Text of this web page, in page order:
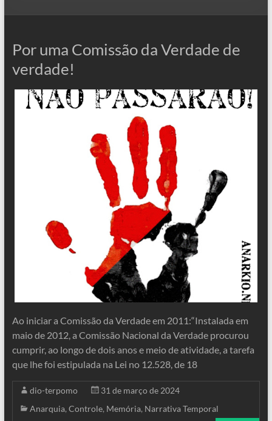
Por uma Comissão da Verdade de
verdade!
Ao iniciar a Comissão da Verdade em 2011:“Instalada em
maio de 2012, a Comissão Nacional da Verdade procurou
cumprir, ao longo de dois anos e meio de atividade, a tarefa
que lhe foi estipulada na Lei no 12.528, de 18
dio-terpomo
31 de março de 2024
Anarquia, Controle, Memória, Narrativa Temporal